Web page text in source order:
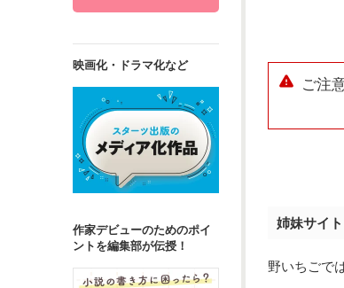
ご注
姉妹サイ
野いちごで
映画化・ドラマ化など
作家デビューのためのポイ
ントを編集部が伝授！